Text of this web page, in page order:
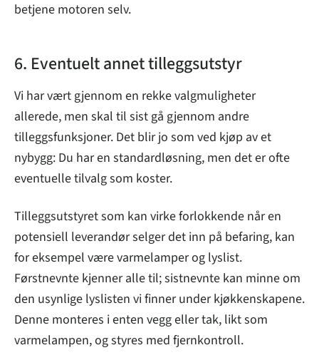
betjene motoren selv.
6. Eventuelt annet tilleggsutstyr
Vi har vært gjennom en rekke valgmuligheter
allerede, men skal til sist gå gjennom andre
tilleggsfunksjoner. Det blir jo som ved kjøp av et
nybygg: Du har en standardløsning, men det er ofte
eventuelle tilvalg som koster.
Tilleggsutstyret som kan virke forlokkende når en
potensiell leverandør selger det inn på befaring, kan
for eksempel være varmelamper og lyslist.
Førstnevnte kjenner alle til; sistnevnte kan minne om
den usynlige lyslisten vi finner under kjøkkenskapene.
Denne monteres i enten vegg eller tak, likt som
varmelampen, og styres med fjernkontroll.